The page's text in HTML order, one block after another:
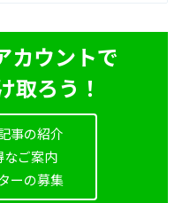
カウントで
取ろう！
事の紹介
なご案内
ーの募集